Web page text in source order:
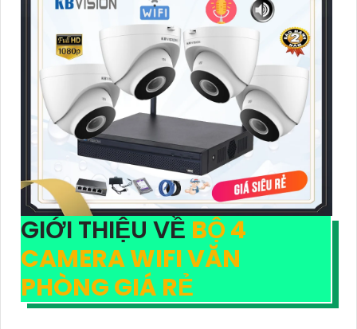
GIỚI THIỆU VỀ BỘ 4
CAMERA WIFI VĂN
PHÒNG GIÁ RẺ